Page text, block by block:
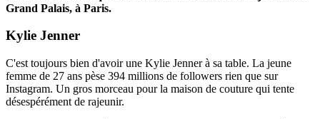
Grand Palais, à Paris.
Kylie Jenner
C'est toujours bien d'avoir une Kylie Jenner à sa table. La jeune
femme de 27 ans pèse 394 millions de followers rien que sur
Instagram. Un gros morceau pour la maison de couture qui tente
désespérément de rajeunir.